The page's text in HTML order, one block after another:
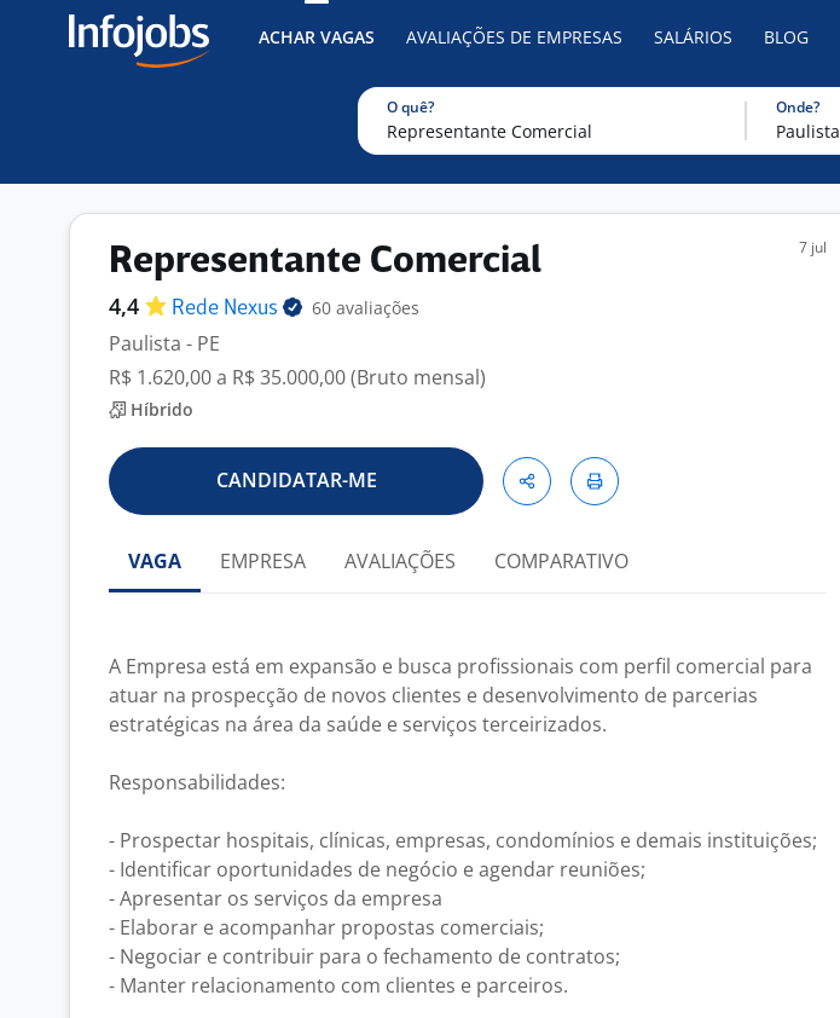
ACHAR VAGAS AVALIAÇÕES DE EMPRESAS SALÁRIOS BLOG
O quê? Onde?
Representante Comercial
4,4 Rede Nexus 60 avaliações
Paulista - PE
R$ 1.620,00 a R$ 35.000,00 (Bruto mensal)
Híbrido
7 jul
CANDIDATAR-ME
VAGA EMPRESA AVALIAÇÕES COMPARATIVO
A Empresa está em expansão e busca profissionais com perfil comercial para
atuar na prospecção de novos clientes e desenvolvimento de parcerias
estratégicas na área da saúde e serviços terceirizados.
Responsabilidades:
- Prospectar hospitais, clínicas, empresas, condomínios e demais instituições;
- Identificar oportunidades de negócio e agendar reuniões;
- Apresentar os serviços da empresa
- Elaborar e acompanhar propostas comerciais;
- Negociar e contribuir para o fechamento de contratos;
- Manter relacionamento com clientes e parceiros.